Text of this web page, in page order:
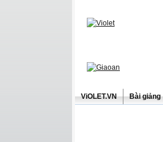
ViOLET.VN Bài giảng